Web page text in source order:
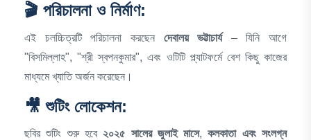
🎬 পরিচালনা ও নির্মাণ:
এই চলচ্চিত্রটি পরিচালনা করছেন দেবালয় ভট্টাচার্য– যিনি আগে
"বিসমিল্লাহ", "শ্রী স্বপনকুমার", এবং ওটিটি প্ল্যাটফর্মে বেশ কিছু কাজের
মাধ্যমে খ্যাতি অর্জন করেছেন।
🎥 শুটিং লোকেশন:
ছবির শুটিং শুরু হবে২০২৫ সালের জুলাই মাসে,কলকাতা এবং সংলগ্ন